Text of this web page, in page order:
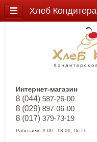
Интернет-магазин
8 (044) 587-26-00
8 (029) 897-06-00
8 (017) 379-73-19
Работаем: 9.00 - 18.00, Пн-Пт
Хлеб Кондитера